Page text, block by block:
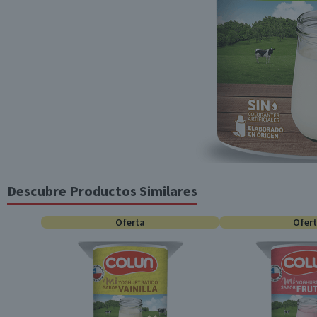
Descubre Productos Similares
Oferta